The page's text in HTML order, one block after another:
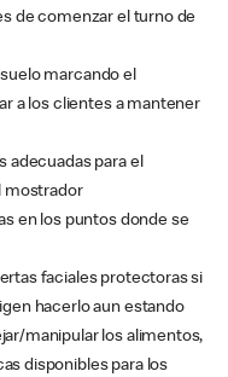
de comenzar el turno de
marcando el
a los clientes a mantener
adecuadas para el
mostrador
en los puntos donde se
faciales protectoras si
hacerlo aun estando
manipular los alimentos,
disponibles para los